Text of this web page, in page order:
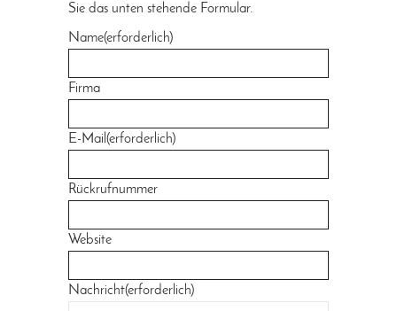
Sie das unten stehende Formular.
Name(erforderlich)
Firma
E-Mail(erforderlich)
Rückrufnummer
Website
Nachricht(erforderlich)